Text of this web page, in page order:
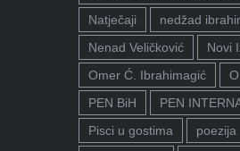
Natječaji
nedžad
Nenad Veličković
Novi
Omer Ć. Ibrahimagić
PEN BiH
PEN
Pisci u gostima
poezija